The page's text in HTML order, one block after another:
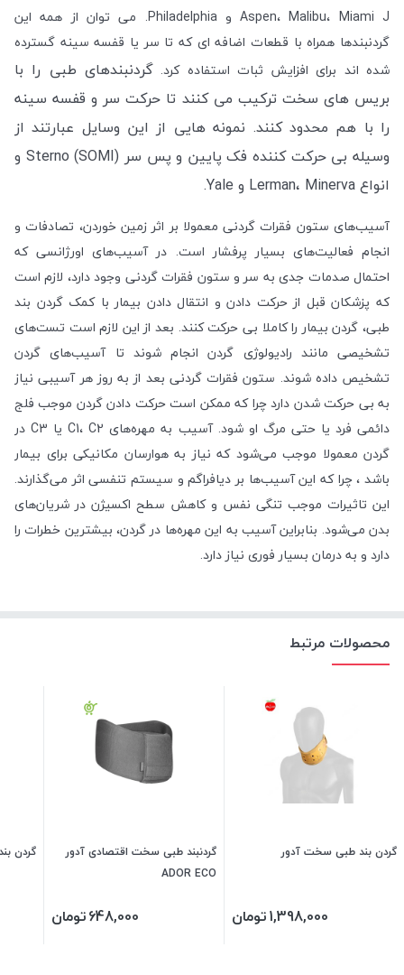
Aspen، Malibu، Miami J و Philadelphia. می توان از همه این
گردنبندها همراه با قطعات اضافه ای که تا سر یا قفسه سینه گسترده
شده اند برای افزایش ثبات استفاده کرد.گردنبندهای طبی را با
بریس های سخت ترکیب می کنند تا حرکت سر و قفسه سینه
را با هم محدود کنند. نمونه هایی از این وسایل عبارتند از
وسیله بی حرکت کننده فک پایین و پس سر Sterno (SOMI) و
انواع Lerman، Minerva و Yale.
آسیب‌های ستون فقرات گردنی معمولا بر اثر زمین خوردن، تصادفات و
انجام فعالیت‌های بسیار پرفشار است. در آسیب‌های اورژانسی که
احتمال صدمات جدی به سر و ستون فقرات گردنی وجود دارد، لازم است
که پزشکان قبل از حرکت دادن و انتقال دادن بیمار با کمک گردن بند
طبی، گردن بیمار را کاملا بی حرکت کنند. بعد از این لازم است تست‌های
تشخیصی مانند رادیولوژی گردن انجام شوند تا آسیب‌های گردن
تشخیص داده شوند. ستون فقرات گردنی بعد از به روز هر آسیبی نیاز
به بی حرکت شدن دارد چرا که ممکن است حرکت دادن گردن موجب فلج
دائمی فرد یا حتی مرگ او شود. آسیب به مهره‌های C1، C2 یا C3 در
گردن معمولا موجب می‌شود که نیاز به هوارسان مکانیکی برای بیمار
باشد ، چرا که این آسیب‌ها بر دیافراگم و سیستم تنفسی اثر می‌گذارند.
این تاثیرات موجب تنگی نفس و کاهش سطح اکسیژن در شریان‌های
بدن می‌شود. بنابراین آسیب به این مهره‌ها در گردن، بیشترین خطرات را
دارد و به درمان بسیار فوری نیاز دارد.
محصولات مرتبط
گردن بند طبی سخت آدور
1,398,000تومان
گردنبند طبی سخت اقتصادی آدور
ADOR ECO
648,000تومان
گردن